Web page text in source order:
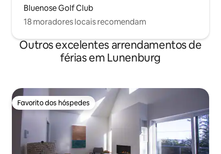
Bluenose Golf Club
18 moradores locais recomendam
Outros excelentes arrendamentos de
férias em Lunenburg
Favorito dos hóspedes
Favorito dos hóspedes